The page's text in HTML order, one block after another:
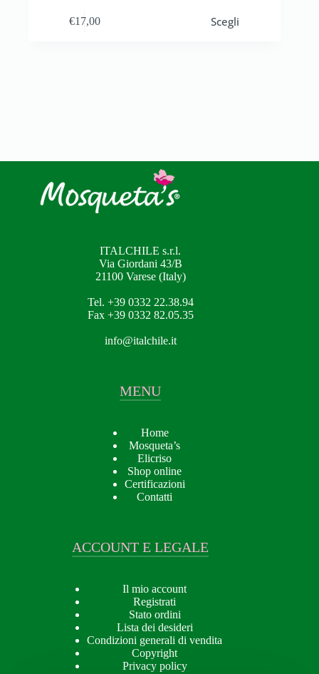
€17,00 Scegli
ITALCHILE s.r.l.
Via Giordani 43/B
21100 Varese (Italy)
Tel. +39 0332 22.38.94
Fax +39 0332 82.05.35
info@italchile.it
MENU
Home
Mosqueta’s
Elicriso
Shop online
Certificazioni
Contatti
ACCOUNT E LEGALE
Il mio account
Registrati
Stato ordini
Lista dei desideri
Condizioni generali di vendita
Copyright
Privacy policy